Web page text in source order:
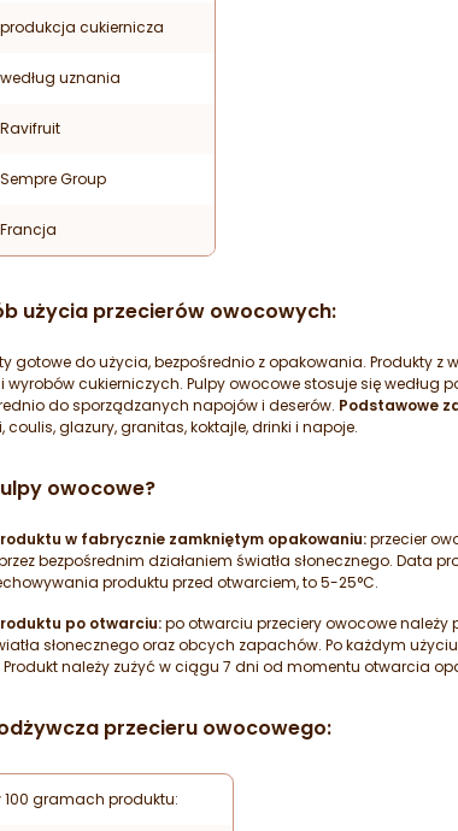
produkcja cukiernicza
według uznania
Ravifruit
Sempre Group
Francja
użycia przecierów owocowych:
gotowe do użycia, bezpośrednio z opakowania.
cukierniczych. Pulpy owocowe stosuje się według
do sporządzanych napojów i deserów. Podstawowe
coulis, glazury, granitas, koktajle, drinki i napoje.
owocowe?
w fabrycznie zamkniętym opakowaniu:przecier
bezpośrednim działaniem światła słonecznego.
produktu przed otwarciem, to 5-25°C.
po otwarciu:po otwarciu przeciery owocowe należy
słonecznego oraz obcych zapachów. Po każdym
Produkt należy zużyć w ciągu 7 dni od momentu otwarcia
przecieru owocowego:
gramach produktu: